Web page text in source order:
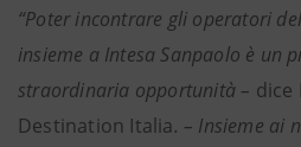
“Poter incontrare gli operatori
insieme a Intesa Sanpaolo è un
straordinaria opportunità – dice
Destination Italia. – Insieme ai